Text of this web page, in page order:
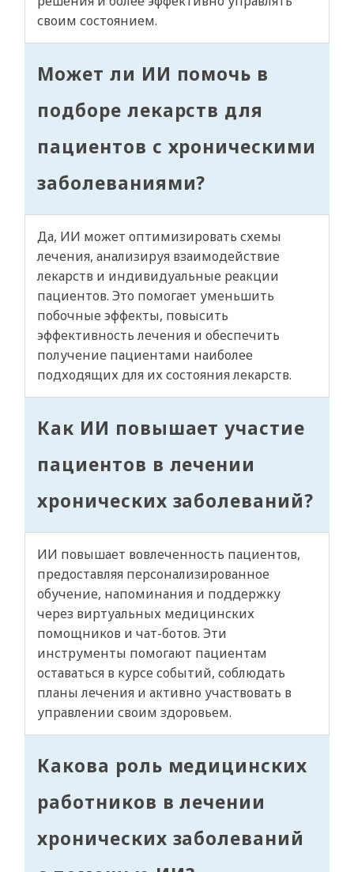
своим состоянием.
Может ли ИИ помочь в
подборе лекарств для
пациентов с хроническими
заболеваниями?
Да, ИИ может оптимизировать схемы
лечения, анализируя взаимодействие
лекарств и индивидуальные реакции
пациентов. Это помогает уменьшить
побочные эффекты, повысить
эффективность лечения и обеспечить
получение пациентами наиболее
подходящих для их состояния лекарств.
Как ИИ повышает участие
пациентов в лечении
хронических заболеваний?
ИИ повышает вовлеченность пациентов,
предоставляя персонализированное
обучение, напоминания и поддержку
через виртуальных медицинских
помощников и чат-ботов. Эти
инструменты помогают пациентам
оставаться в курсе событий, соблюдать
планы лечения и активно участвовать в
управлении своим здоровьем.
Какова роль медицинских
работников в лечении
хронических заболеваний